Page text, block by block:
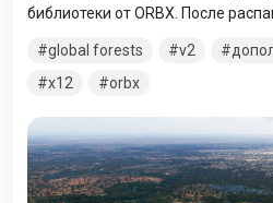
библиотеки от ORBX. После
p2p соединениями у некоторых
одним архивом. Версия для X-
global forests v2
x12
orbx